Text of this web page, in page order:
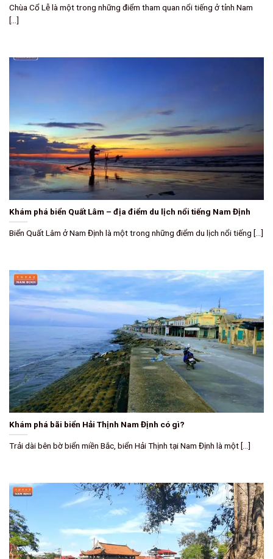
Chùa Cổ Lễ là một trong những điểm tham quan nổi tiếng ở tỉnh Nam
[...]
Khám phá biển Quất Lâm – địa điểm du lịch nổi tiếng Nam Định
Biển Quất Lâm ở Nam Định là một trong những điểm du lịch nổi tiếng [...]
Khám phá bãi biển Hải Thịnh Nam Định có gì?
Trải dài bên bờ biển miền Bắc, biển Hải Thịnh tại Nam Định là một [...]